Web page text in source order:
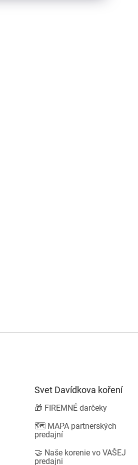
Svet Davídkova koření
🎁 FIREMNÉ darčeky
🗺️ MAPA partnerských
predajní
🤝 Naše korenie vo VAŠEJ
predajni